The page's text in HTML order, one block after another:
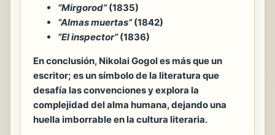
“Mirgorod”(1835)
“Almas muertas”(1842)
“El inspector”(1836)
En conclusión, Nikolai Gogol es más que un
escritor; es un símbolo de la literatura que
desafía las convenciones y explora la
complejidad del alma humana, dejando una
huella imborrable en la cultura literaria.